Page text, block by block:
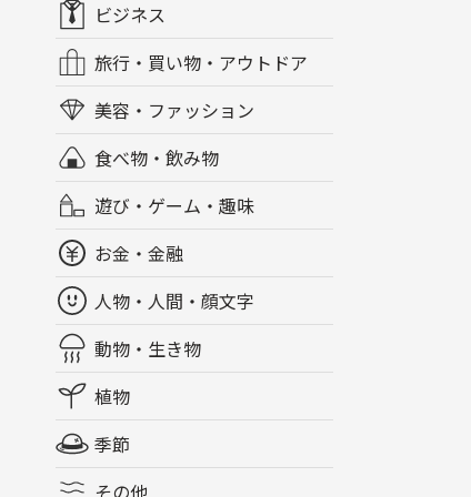
ビジネス
旅行・買い物・アウトドア
美容・ファッション
食べ物・飲み物
遊び・ゲーム・趣味
お金・金融
人物・人間・顔文字
動物・生き物
植物
季節
その他